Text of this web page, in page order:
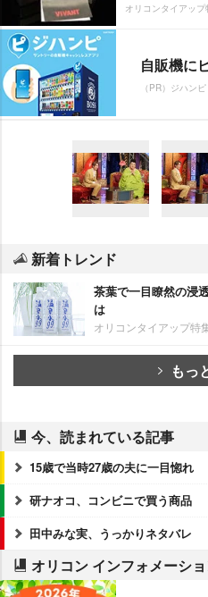
オリコンタイアップ
自販機に
（PR）ジハンピ
新着トレンド
茶葉で一目瞭然の浸
は
オリコンタイアップ特
もっ
今、読まれている記事
15歳で当時27歳の夫に一目惚れ
研ナオコ、コンビニで買う商品
田中みな実、うっかりネタバレ
オリコン インフォメーシ